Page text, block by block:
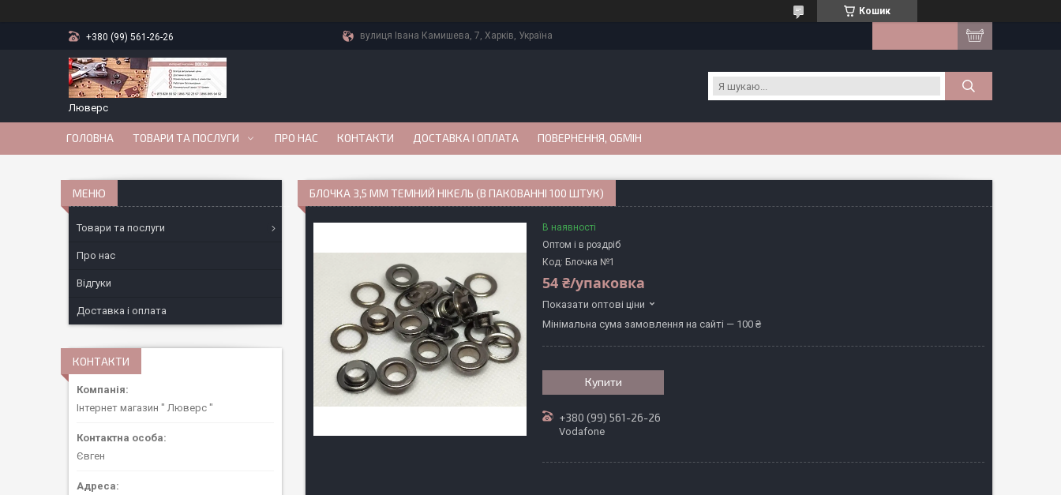
Кошик
+380 (99) 561-26-26 вулиця Івана Камишева, 7, Харків, Україна
Люверс
ГОЛОВНА ТОВАРИ ТА ПОСЛУГИ ПРО НАС КОНТАКТИ ДОСТАВКА І ОПЛАТА ПОВЕРНЕННЯ, ОБМІН
БЛОЧКА 3,5 ММ ТЕМНИЙ НІКЕЛЬ (В ПАКОВАННІ 100 ШТУК)
В наявності
Оптом і в роздріб
Код: Блочка №1
54 ₴/упаковка
Показати оптові ціни
Мінімальна сума замовлення на сайті — 100 ₴
Купити
+380 (99) 561-26-26
Vodafone
Товари та послуги
Про нас
Відгуки
Доставка і оплата
КОНТАКТИ
Інтернет магазин " Люверс "
Євген